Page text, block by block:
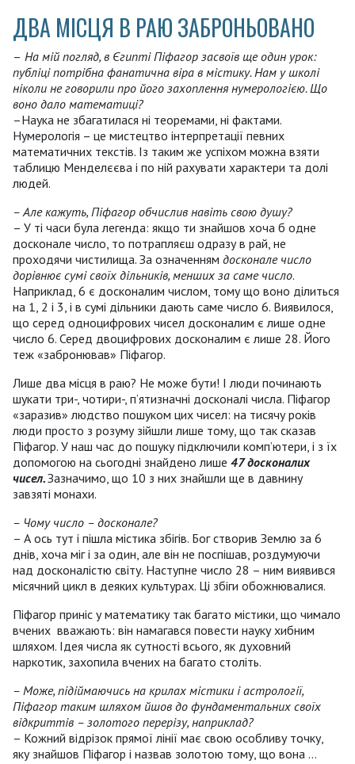
ДВА МІСЦЯ В РАЮ ЗАБРОНЬОВАНО
– На мій погляд, в Єгипті Піфагор засвоїв ще один урок:
публіці потрібна фанатична віра в містику. Нам у школі
ніколи не говорили про його захоплення нумерологією. Що
воно дало математиці?
–Наука не збагатилася ні теоремами, ні фактами.
Нумерологія – це мистецтво інтерпретації певних
математичних текстів. Із таким же успіхом можна взяти
таблицю Менделєєва і по ній рахувати характери та долі
людей.
– Але кажуть, Піфагор обчислив навіть свою душу?
– У ті часи була легенда: якщо ти знайшов хоча б одне
досконале число, то потрапляєш одразу в рай, не
проходячи чистилища. За означенням досконале число
дорівнює сумі своїх дільників, менших за саме число.
Наприклад, 6 є досконалим числом, тому що воно ділиться
на 1, 2 і 3, і в сумі дільники дають саме число 6. Виявилося,
що серед одноцифрових чисел досконалим є лише одне
число 6. Серед двоцифрових досконалим є лише 28. Його
теж «забронював» Піфагор.
Лише два місця в раю? Не може бути! І люди починають
шукати три-, чотири-, п’ятизначні досконалі числа. Піфагор
«заразив» людство пошуком цих чисел: на тисячу років
люди просто з розуму зійшли лише тому, що так сказав
Піфагор. У наш час до пошуку підключили комп’ютери, і з їх
допомогою на сьогодні знайдено лише 47 досконалих
чисел.Зазначимо, що 10 з них знайшли ще в давнину
завзяті монахи.
– Чому число – досконале?
– А ось тут і пішла містика збігів. Бог створив Землю за 6
днів, хоча міг і за один, але він не поспішав, роздумуючи
над досконалістю світу. Наступне число 28 – ним виявився
місячний цикл в деяких культурах. Ці збіги обожнювалися.
Піфагор приніс у математику так багато містики, що чимало
вчених вважають: він намагався повести науку хибним
шляхом. Ідея числа як сутності всього, як духовний
наркотик, захопила вчених на багато століть.
– Може, підіймаючись на крилах містики і астрології,
Піфагор таким шляхом йшов до фундаментальних своїх
відкриттів – золотого перерізу, наприклад?
– Кожний відрізок прямої лінії має свою особливу точку,
яку знайшов Піфагор і назвав золотою тому, що вона ...